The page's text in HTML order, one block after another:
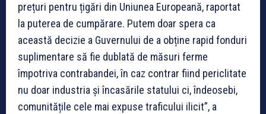
prețuri pentru țigări din Uniunea Europeană, raportat
la puterea de cumpărare. Putem doar spera ca
această decizie a Guvernului de a obține rapid fonduri
suplimentare să fie dublată de măsuri ferme
împotriva contrabandei, în caz contrar fiind periclitate
nu doar industria și încasările statului ci, îndeosebi,
comunitățile cele mai expuse traficului ilicit”, a